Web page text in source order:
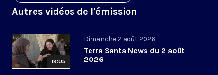
Autres vidéos de l'émission
19:05
Dimanche 2 août 2026
Terra Santa News du 2 août
2026